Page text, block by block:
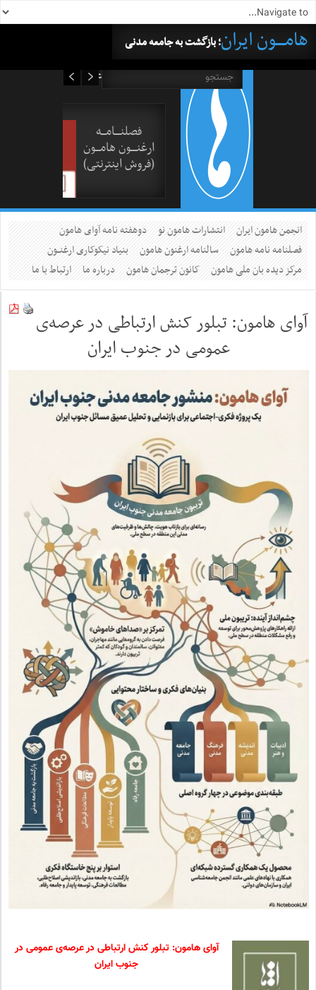
هامــــون ایران؛ بازگشت به جامعه مدنی
فصلنــــامـــه
ارغنــــون هامـــون
(فروش اینترنتی)
انجمن هامون ایران انتشارات هامون نو
دوهفته نامه آوای هامون
فصلنامه نامه هامون
سالنامه ارغنون هامون
بنیاد نیکوکاری ارغنــون
مرکز دیده بان ملی هامون
کانون ترجمان هامون درباره ما ارتباط با ما
آوای هامون: تبلور کنش ارتباطی در عرصه‌ی
عمومی در جنوب ایران
آوای هامون: تبلور کنش ارتباطی در عرصه‌ی عمومی در
جنوب ایران